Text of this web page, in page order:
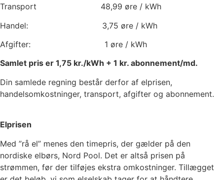
Transport 48,99 øre / kWh
Handel: 3,75 øre / kWh
Afgifter: 1 øre / kWh
Samlet pris er 1,75 kr./kWh + 1 kr. abonnement/md.
Din samlede regning består derfor af elprisen,
handelsomkostninger, transport, afgifter og abonnement.
Elprisen
Med ”rå el” menes den timepris, der gælder på den
nordiske elbørs, Nord Pool. Det er altså prisen på
strømmen, før der tilføjes ekstra omkostninger. Tillægget